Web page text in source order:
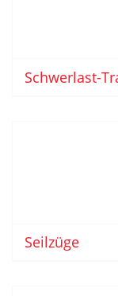
Schwerlast-
Seilzüge